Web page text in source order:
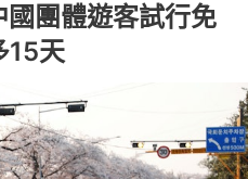
團體遊客試行免
天